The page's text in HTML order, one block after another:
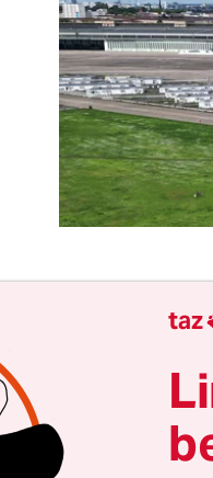
des
– oder: so klein
Exflugfeld,
könnten. In
beraten und –
taz